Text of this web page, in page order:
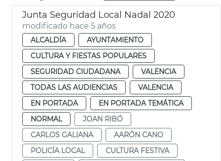
Junta Seguridad Local Nadal 2020
modificado hace 5 años
ALCALDÍA
AYUNTAMIENTO
CULTURA Y FIESTAS POPULARES
SEGURIDAD CIUDADANA
VALENCIA
TODAS LAS AUDIENCIAS
VALENCIA
EN PORTADA
EN PORTADA TEMÁTICA
NORMAL
JOAN RIBÓ
CARLOS GALIANA
AARÓN CANO
POLICÍA LOCAL
CULTURA FESTIVA